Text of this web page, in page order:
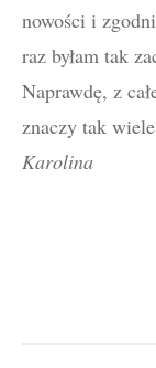
nowości i
raz byłam tak
Naprawdę, z
znaczy tak
Karolina